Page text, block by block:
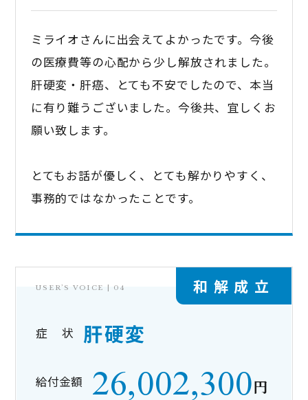
ミライオさんに出会えてよかったです。今後
の医療費等の心配から少し解放されました。
肝硬変・肝癌、とても不安でしたので、本当
に有り難うございました。今後共、宜しくお
願い致します。
とてもお話が優しく、とても解かりやすく、
事務的ではなかったことです。
和解成立
USER’S VOICE | 04
症 状 肝硬変
給付金額 円